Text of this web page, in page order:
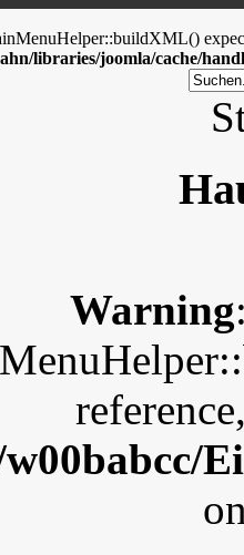
libraries/joomla/cache/
Warning